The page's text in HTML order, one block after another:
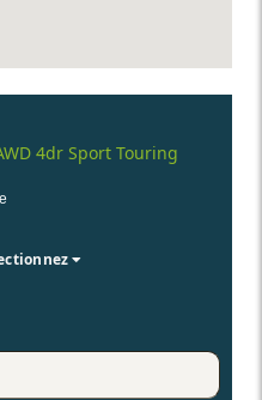
4dr Sport Touring